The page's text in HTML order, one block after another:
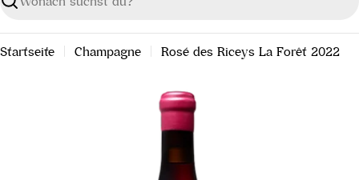
Suchen
Startseite Champagne Rosé des Riceys La Forêt 2022